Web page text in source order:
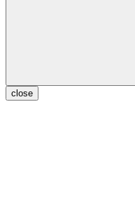
close